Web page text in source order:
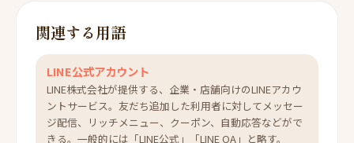
関連する用語
LINE公式アカウント
LINE株式会社が提供する、企業・店舗向けのLINEアカウ
ントサービス。友だち追加した利用者に対してメッセー
ジ配信、リッチメニュー、クーポン、自動応答などがで
きる。一般的には「LINE公式」「LINE OA」と略す。